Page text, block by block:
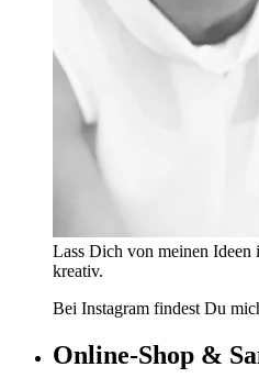
Lass Dich von meinen Ideen
kreativ.
Bei Instagram findest Du
Online-Shop &